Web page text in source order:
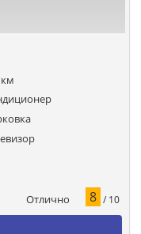
км
Отлично 8 / 10